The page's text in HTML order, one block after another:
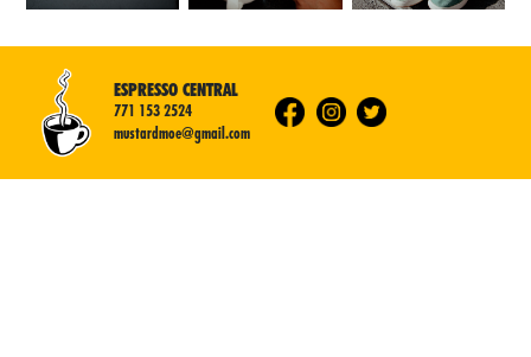
ESPRESSO CENTRAL
771 153 2524
mustardmoe@gmail.com